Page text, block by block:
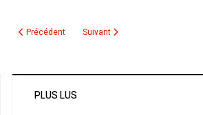
Article précédent : Décès de Ahmed Ben Bella,
Précédent Article suivant : Houria Gaceb,
Suivant
PLUS LUS